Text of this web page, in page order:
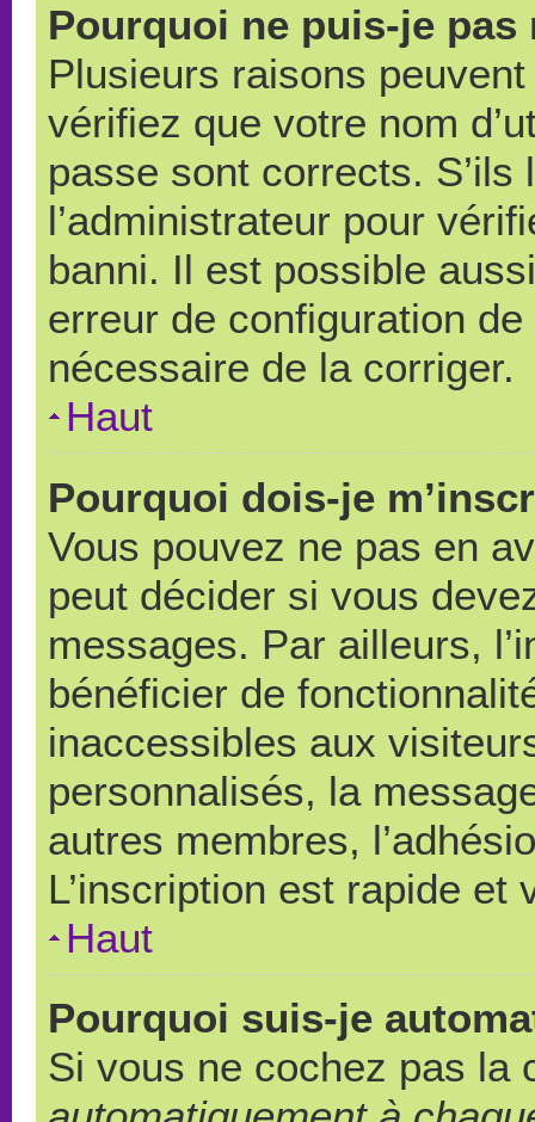
Pourquoi ne puis-je pas
Plusieurs raisons
vérifiez que votre nom
passe sont corrects.
l’administrateur pour
banni. Il est possible
erreur de configuration
nécessaire de la corriger.
Haut
Pourquoi dois-je
Vous pouvez ne pas en
peut décider si vous
messages. Par ailleurs,
bénéficier de
inaccessibles aux
personnalisés, la
autres membres,
L’inscription est rapide et
Haut
Pourquoi suis-je
Si vous ne cochez pas la